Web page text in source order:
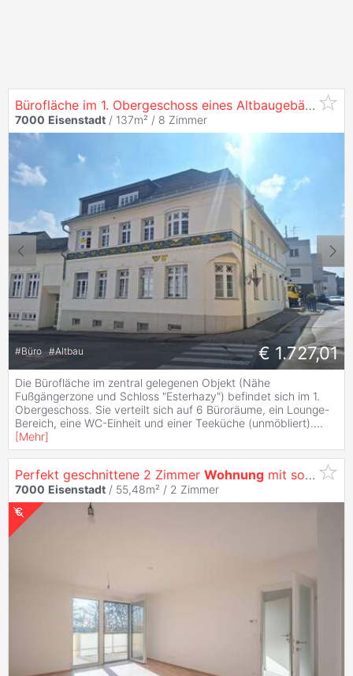
Bürofläche im 1. Obergeschoss eines Altbaugebäudes
7000 Eisenstadt / 137m² / 8 Zimmer
#Büro #Altbau € 1.727,01
Die Bürofläche im zentral gelegenen Objekt (Nähe
Fußgängerzone und Schloss "Esterhazy") befindet sich im 1.
Obergeschoss. Sie verteilt sich auf 6 Büroräume, ein Lounge-
Bereich, eine WC-Einheit und einer Teeküche (unmöbliert)....
[Mehr]
Perfekt geschnittene 2 Zimmer Wohnung mit sonnigem Balkon - ERSTBEZUG nahe Bahnhof
7000 Eisenstadt / 55,48m² / 2 Zimmer